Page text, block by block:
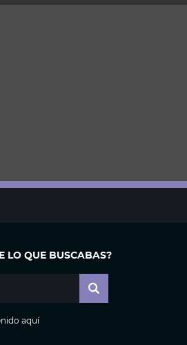
LO QUE BUSCABAS?
aquí